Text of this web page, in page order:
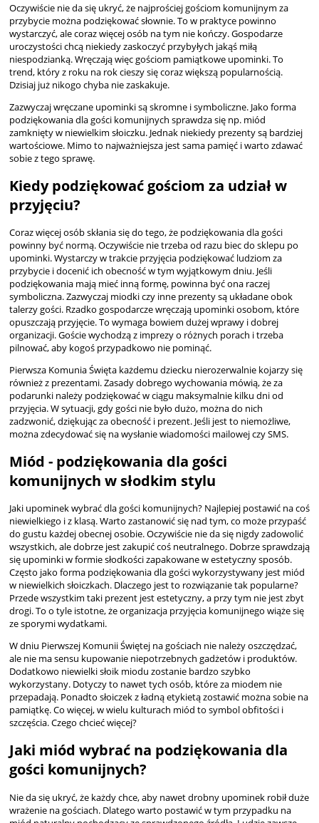
Oczywiście nie da się ukryć, że najprościej gościom komunijnym za
przybycie można podziękować słownie. To w praktyce powinno
wystarczyć, ale coraz więcej osób na tym nie kończy. Gospodarze
uroczystości chcą niekiedy zaskoczyć przybyłych jakąś miłą
niespodzianką. Wręczają więc gościom pamiątkowe upominki. To
trend, który z roku na rok cieszy się coraz większą popularnością.
Dzisiaj już nikogo chyba nie zaskakuje.
Zazwyczaj wręczane upominki są skromne i symboliczne. Jako forma
podziękowania dla gości komunijnych sprawdza się np. miód
zamknięty w niewielkim słoiczku. Jednak niekiedy prezenty są bardziej
wartościowe. Mimo to najważniejsza jest sama pamięć i warto zdawać
sobie z tego sprawę.
Kiedy podziękować gościom za udział w
przyjęciu?
Coraz więcej osób skłania się do tego, że podziękowania dla gości
powinny być normą. Oczywiście nie trzeba od razu biec do sklepu po
upominki. Wystarczy w trakcie przyjęcia podziękować ludziom za
przybycie i docenić ich obecność w tym wyjątkowym dniu. Jeśli
podziękowania mają mieć inną formę, powinna być ona raczej
symboliczna. Zazwyczaj miodki czy inne prezenty są układane obok
talerzy gości. Rzadko gospodarcze wręczają upominki osobom, które
opuszczają przyjęcie. To wymaga bowiem dużej wprawy i dobrej
organizacji. Goście wychodzą z imprezy o różnych porach i trzeba
pilnować, aby kogoś przypadkowo nie pominąć.
Pierwsza Komunia Święta każdemu dziecku nierozerwalnie kojarzy się
również z prezentami. Zasady dobrego wychowania mówią, że za
podarunki należy podziękować w ciągu maksymalnie kilku dni od
przyjęcia. W sytuacji, gdy gości nie było dużo, można do nich
zadzwonić, dziękując za obecność i prezent. Jeśli jest to niemożliwe,
można zdecydować się na wysłanie wiadomości mailowej czy SMS.
Miód - podziękowania dla gości
komunijnych w słodkim stylu
Jaki upominek wybrać dla gości komunijnych? Najlepiej postawić na coś
niewielkiego i z klasą. Warto zastanowić się nad tym, co może przypaść
do gustu każdej obecnej osobie. Oczywiście nie da się nigdy zadowolić
wszystkich, ale dobrze jest zakupić coś neutralnego. Dobrze sprawdzają
się upominki w formie słodkości zapakowane w estetyczny sposób.
Często jako forma podziękowania dla gości wykorzystywany jest miód
w niewielkich słoiczkach. Dlaczego jest to rozwiązanie tak popularne?
Przede wszystkim taki prezent jest estetyczny, a przy tym nie jest zbyt
drogi. To o tyle istotne, że organizacja przyjęcia komunijnego wiąże się
ze sporymi wydatkami.
W dniu Pierwszej Komunii Świętej na gościach nie należy oszczędzać,
ale nie ma sensu kupowanie niepotrzebnych gadżetów i produktów.
Dodatkowo niewielki słoik miodu zostanie bardzo szybko
wykorzystany. Dotyczy to nawet tych osób, które za miodem nie
przepadają. Ponadto słoiczek z ładną etykietą zostawić można sobie na
pamiątkę. Co więcej, w wielu kulturach miód to symbol obfitości i
szczęścia. Czego chcieć więcej?
Jaki miód wybrać na podziękowania dla
gości komunijnych?
Nie da się ukryć, że każdy chce, aby nawet drobny upominek robił duże
wrażenie na gościach. Dlatego warto postawić w tym przypadku na